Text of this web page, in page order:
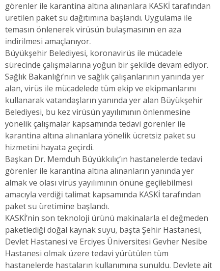
görenler ile karantina altına alınanlara KASKİ tarafından
üretilen paket su dağıtımına başlandı. Uygulama ile
temasın önlenerek virüsün bulaşmasının en aza
indirilmesi amaçlanıyor.
Büyükşehir Belediyesi, koronavirüs ile mücadele
sürecinde çalışmalarına yoğun bir şekilde devam ediyor.
Sağlık Bakanlığı’nın ve sağlık çalışanlarının yanında yer
alan, virüs ile mücadelede tüm ekip ve ekipmanlarını
kullanarak vatandaşların yanında yer alan Büyükşehir
Belediyesi, bu kez virüsün yayılımının önlenmesine
yönelik çalışmalar kapsamında tedavi görenler ile
karantina altına alınanlara yönelik ücretsiz paket su
hizmetini hayata geçirdi.
Başkan Dr. Memduh Büyükkılıç’ın hastanelerde tedavi
görenler ile karantina altına alınanların yanında yer
almak ve olası virüs yayılımının önüne geçilebilmesi
amacıyla verdiği talimat kapsamında KASKİ tarafından
paket su üretimine başlandı.
KASKİ’nin son teknoloji ürünü makinalarla el değmeden
paketlediği doğal kaynak suyu, başta Şehir Hastanesi,
Devlet Hastanesi ve Erciyes Üniversitesi Gevher Nesibe
Hastanesi olmak üzere tedavi yürütülen tüm
hastanelerde hastaların kullanımına sunuldu. Devlete ait